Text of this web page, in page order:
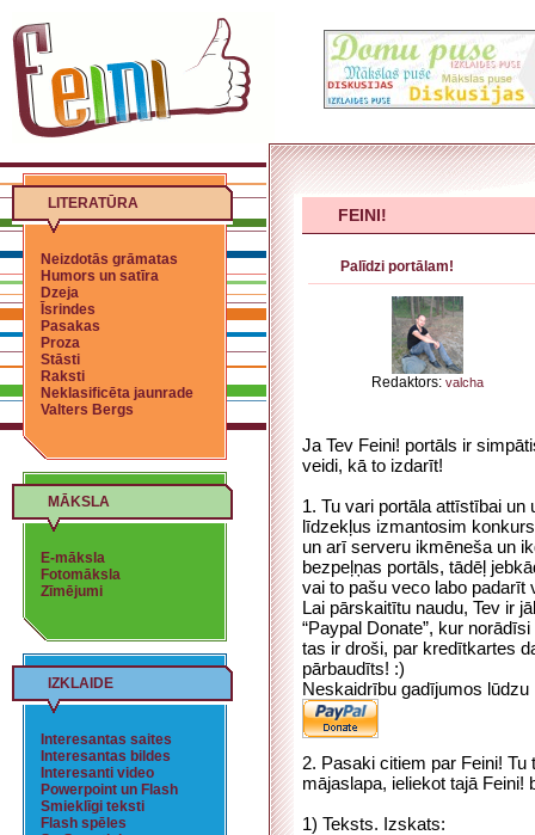
LITERATŪRA
Neizdotās grāmatas
Humors un satīra
Dzeja
Īsrindes
Pasakas
Proza
Stāsti
Raksti
Neklasificēta jaunrade
Valters Bergs
MĀKSLA
E-māksla
Fotomāksla
Zīmējumi
IZKLAIDE
Interesantas saites
Interesantas bildes
Interesanti video
Powerpoint un Flash
Smieklīgi teksti
Flash spēles
FEINI!
Palīdzi portālam!
Redaktors: valcha
Ja Tev Feini! portāls ir
veidi, kā to izdarīt!
1. Tu vari portāla attīstībai
līdzekļus izmantosim
un arī serveru ikmēneša un
bezpeļņas portāls, tādēļ
vai to pašu veco labo padarīt
Lai pārskaitītu naudu, Tev ir
“Paypal Donate”, kur
tas ir droši, par kredītkartes
pārbaudīts! :)
Neskaidrību gadījumos
2. Pasaki citiem par Feini!
mājaslapa, ieliekot tajā Feini!
1) Teksts. Izskats: